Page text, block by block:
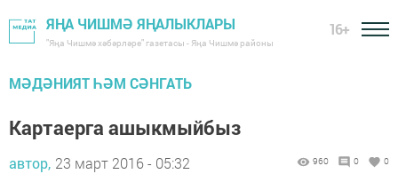
ЯҢА ЧИШМӘ ЯҢАЛЫКЛАРЫ
"Яңа Чишмә хәбәрләре" газетасы - Яңа Чишмә районы
16+
МӘДӘНИЯТ ҺӘМ СӘНГАТЬ
Картаерга ашыкмыйбыз
автор, 23 март 2016 - 05:32 960 0 0